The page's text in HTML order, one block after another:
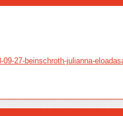
27-beinschroth-julianna-